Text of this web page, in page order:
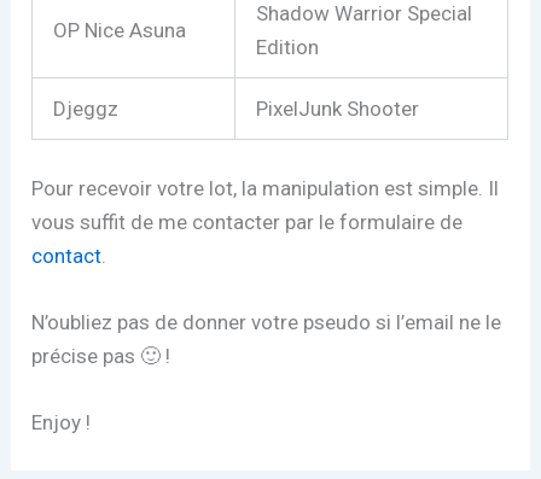
OP Nice Asuna
Shadow Warrior Special
Edition
Djeggz PixelJunk Shooter
Pour recevoir votre lot, la manipulation est simple. Il
vous suffit de me contacter par le formulaire de
contact
N’oubliez pas de donner votre pseudo si l’email ne le
précise pas 🙂 !
Enjoy !